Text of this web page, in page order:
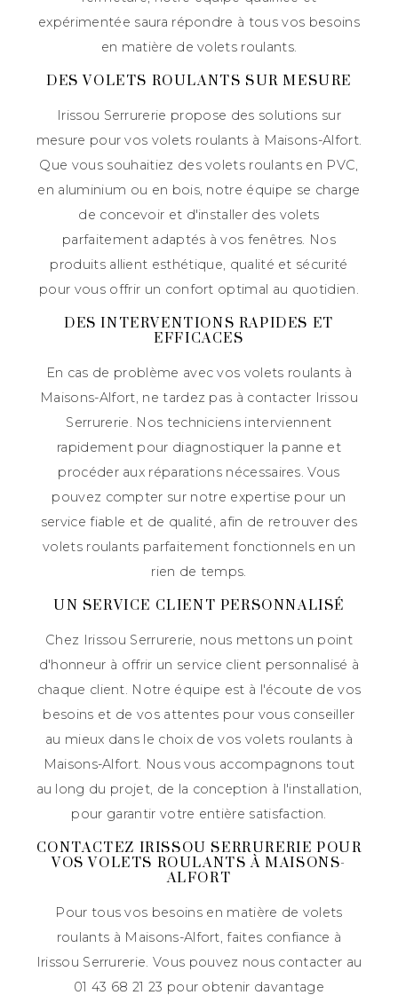
expérimentée saura répondre à tous vos besoins
en matière de volets roulants.
DES VOLETS ROULANTS SUR MESURE
Irissou Serrurerie propose des solutions sur
mesure pour vos volets roulants à Maisons-Alfort.
Que vous souhaitiez des volets roulants en PVC,
en aluminium ou en bois, notre équipe se charge
de concevoir et d'installer des volets
parfaitement adaptés à vos fenêtres. Nos
produits allient esthétique, qualité et sécurité
pour vous offrir un confort optimal au quotidien.
DES INTERVENTIONS RAPIDES ET
EFFICACES
En cas de problème avec vos volets roulants à
Maisons-Alfort, ne tardez pas à contacter Irissou
Serrurerie. Nos techniciens interviennent
rapidement pour diagnostiquer la panne et
procéder aux réparations nécessaires. Vous
pouvez compter sur notre expertise pour un
service fiable et de qualité, afin de retrouver des
volets roulants parfaitement fonctionnels en un
rien de temps.
UN SERVICE CLIENT PERSONNALISÉ
Chez Irissou Serrurerie, nous mettons un point
d'honneur à offrir un service client personnalisé à
chaque client. Notre équipe est à l'écoute de vos
besoins et de vos attentes pour vous conseiller
au mieux dans le choix de vos volets roulants à
Maisons-Alfort. Nous vous accompagnons tout
au long du projet, de la conception à l'installation,
pour garantir votre entière satisfaction.
CONTACTEZ IRISSOU SERRURERIE POUR
VOS VOLETS ROULANTS À MAISONS-
ALFORT
Pour tous vos besoins en matière de volets
roulants à Maisons-Alfort, faites confiance à
Irissou Serrurerie. Vous pouvez nous contacter au
01 43 68 21 23 pour obtenir davantage